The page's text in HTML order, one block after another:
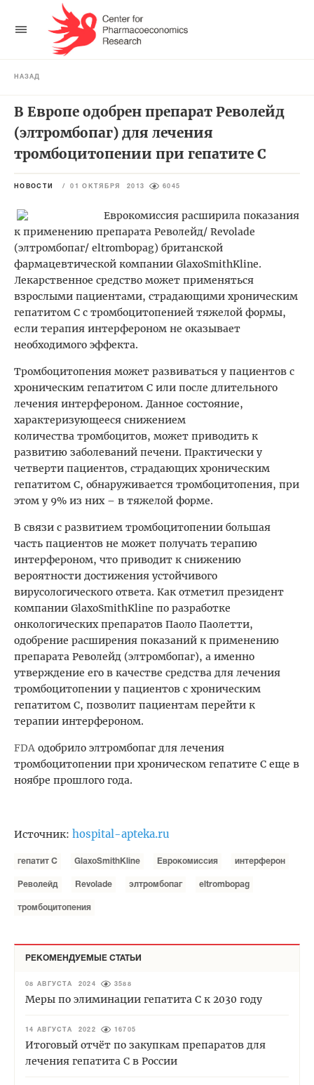
НАЗАД
В Европе одобрен препарат Револейд
(элтромбопаг) для лечения
тромбоцитопении при гепатите С
НОВОСТИ / 01 ОКТЯБРЯ 2013 6045
Еврокомиссия расширила показания
к применению препарата Револейд/ Revolade
(элтромбопаг/ eltrombopag) британской
фармацевтической компании GlaxoSmithKline.
Лекарственное средство может применяться
взрослыми пациентами, страдающими хроническим
гепатитом С с тромбоцитопенией тяжелой формы,
если терапия интерфероном не оказывает
необходимого эффекта.
Тромбоцитопения может развиваться у пациентов с
хроническим гепатитом С или после длительного
лечения интерфероном. Данное состояние,
характеризующееся снижением
количества тромбоцитов, может приводить к
развитию заболеваний печени. Практически у
четверти пациентов, страдающих хроническим
гепатитом С, обнаруживается тромбоцитопения, при
этом у 9% из них – в тяжелой форме.
В связи с развитием тромбоцитопении большая
часть пациентов не может получать терапию
интерфероном, что приводит к снижению
вероятности достижения устойчивого
вирусологического ответа. Как отметил президент
компании GlaxoSmithKline по разработке
онкологических препаратов Паоло Паолетти,
одобрение расширения показаний к применению
препарата Револейд (элтромбопаг), а именно
утверждение его в качестве средства для лечения
тромбоцитопении у пациентов с хроническим
гепатитом С, позволит пациентам перейти к
терапии интерфероном.
FDA одобрило элтромбопаг для лечения
тромбоцитопении при хроническом гепатите С еще в
ноябре прошлого года.
Источник: hospital-apteka.ru
гепатит С GlaxoSmithKline Еврокомиссия интерферон
Револейд Revolade элтромбопаг eltrombopag
тромбоцитопения
РЕКОМЕНДУЕМЫЕ СТАТЬИ
08 АВГУСТА 2024 3588
Меры по элиминации гепатита С к 2030 году
14 АВГУСТА 2022 16705
Итоговый отчёт по закупкам препаратов для
лечения гепатита С в России